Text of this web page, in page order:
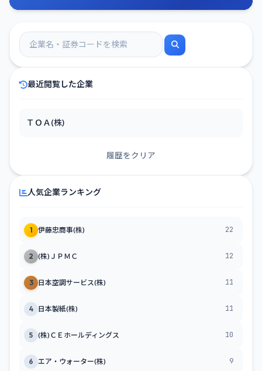
最近閲覧した企業
ＴＯＡ(株)
履歴をクリア
人気企業ランキング
1 伊藤忠商事(株) 22
2 (株)ＪＰＭＣ 12
3 日本空調サービス(株) 11
4 日本製紙(株) 11
5 (株)ＣＥホールディングス 10
6 エア・ウォーター(株) 9